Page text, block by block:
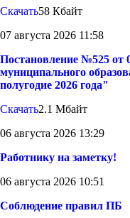
Скачать58 Кбайт
07 августа 2026 11:58
Постановление №525 от
муниципального
полугодие 2026 года"
Скачать2.1 Мбайт
06 августа 2026 13:29
Работнику на заметку!
06 августа 2026 10:51
Соблюдение правил ПБ